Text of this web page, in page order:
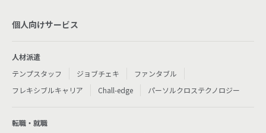
個人向けサービス
人材派遣
テンプスタッフ
ジョブチェキ
ファンタブル
フレキシブルキャリア
Chall-edge パーソルクロステクノロジー
転職・就職